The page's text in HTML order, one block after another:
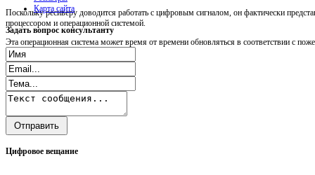
Поскольку ресиверу доводится работать с цифровым сигналом, он фактически
процессором и операционной системой.
Эта операционная система может время от времени обновляться в соответствии с
Карта сайта
Задать вопрос консультанту
Цифровое вещание